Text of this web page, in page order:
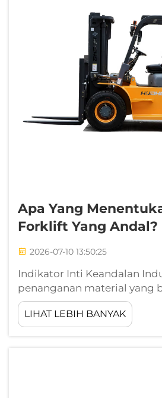
Apa Yang
Forklift Yang Andal?
2026-07-10 13:50:25
Indikator Inti Keandalan
penanganan material yang
forklift jauh lebih dari
berat; forklift berfungsi
yang mendorong
LIHAT LEBIH BANYAK